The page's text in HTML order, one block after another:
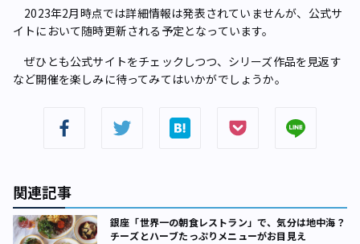
2023年2月時点では詳細情報は発表されていませんが、公式サ
イトにおいて随時更新される予定となっています。
ぜひとも公式サイトをチェックしつつ、シリーズ作品を見返す
など開催を楽しみに待ってみてはいかがでしょうか。
関連記事
銀座「世界一の朝食レストラン」で、気分は地中海？
チーズとハーブたっぷりメニューがお目見え